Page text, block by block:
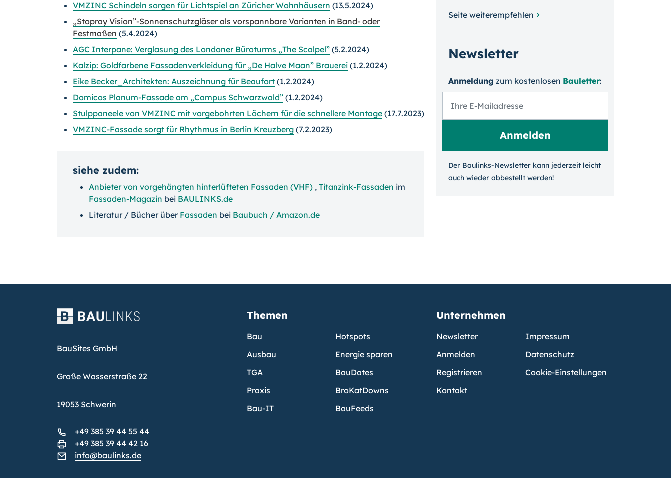
VMZINC Schindeln sorgen für Lichtspiel an Züricher Wohnhäusern (13.5.2024)
„Stopray Vision”-Sonnenschutzgläser als vorspannbare Varianten in Band- oder
Festmaßen (5.4.2024)
AGC Interpane: Verglasung des Londoner Büroturms „The Scalpel” (5.2.2024)
Kalzip: Goldfarbene Fassadenverkleidung für „De Halve Maan” Brauerei (1.2.2024)
Eike Becker_Architekten: Auszeichnung für Beaufort (1.2.2024)
Domicos Planum-Fassade am „Campus Schwarzwald” (1.2.2024)
Stulppaneele von VMZINC mit vorgebohrten Löchern für die schnellere Montage (17.7.2023)
VMZINC-Fassade sorgt für Rhythmus in Berlin Kreuzberg (7.2.2023)
siehe zudem:
Anbieter von vorgehängten hinterlüfteten Fassaden (VHF) , Titanzink-Fassaden im
Fassaden-Magazin bei BAULINKS.de
Literatur / Bücher über Fassaden bei Baubuch / Amazon.de
Seite weiterempfehlen
Newsletter
Anmeldung zum kosten­losen Bauletter:
Der Baulinks-Newsletter kann jeder­zeit leicht
auch wieder ab­bestellt werden!
BauSites GmbH
Große Wasserstraße 22
19053 Schwerin
+49 385 39 44 55 44
+49 385 39 44 42 16
info@baulinks.de
Themen
Bau
Ausbau
TGA
Praxis
Bau-IT
Hotspots
Energie sparen
BauDates
BroKatDowns
BauFeeds
Unternehmen
Newsletter
Anmelden
Registrieren
Kontakt
Impressum
Datenschutz
Cookie-Einstellungen